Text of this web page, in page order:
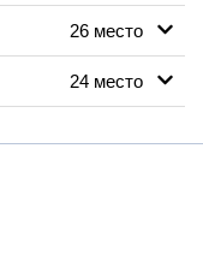
26 место
24 место